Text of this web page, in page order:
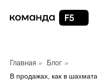
Главная » Блог »
В продажах, как в